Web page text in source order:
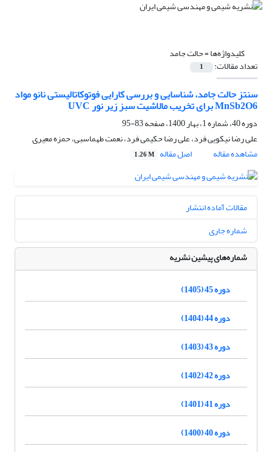
کلیدواژه‌ها =حالت جامد
تعداد مقالات: 1
سنتز حالت جامد، شناسایی و بررسی کارایی فوتوکاتالیستی نانو مواد
MnSb2O6 برای تخریب مالاشیت سبز زیر نور UVC
دوره 40، شماره 1، بهار 1400، صفحه
83-95
علی رضا نیکویی فرد، علی رضا حکیمی فرد، نعمت طهماسبی، حمزه معیری
مشاهده مقاله
اصل مقاله 1.26 M
مقالات آماده انتشار
شماره جاری
شماره‌های پیشین نشریه
دوره 45 (1405)
دوره 44 (1404)
دوره 43 (1403)
دوره 42 (1402)
دوره 41 (1401)
دوره 40 (1400)